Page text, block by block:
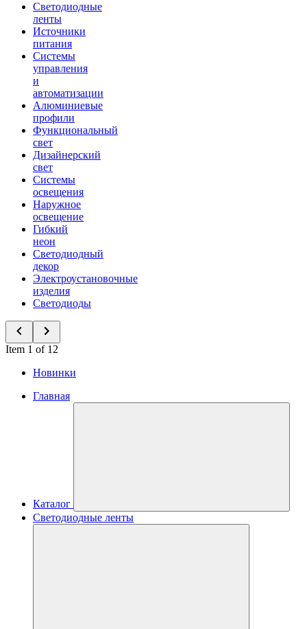
Светодиодные
ленты
Источники
питания
Системы
управления
и
автоматизации
Алюминиевые
профили
Функциональный
свет
Дизайнерский
свет
Системы
освещения
Наружное
освещение
Гибкий
неон
Светодиодный
декор
Электроустановочные
изделия
Светодиоды
Item 1 of 12
Новинки
Главная
Каталог
Светодиодные ленты